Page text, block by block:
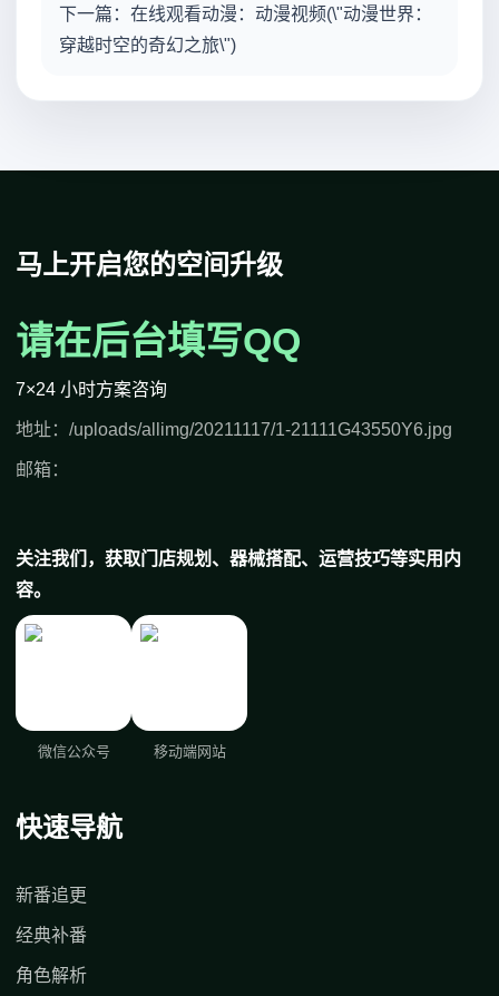
下一篇：在线观看动漫：动漫视频(\"动漫世界：
穿越时空的奇幻之旅\")
马上开启您的空间升级
请在后台填写QQ
7×24 小时方案咨询
地址：/uploads/allimg/20211117/1-21111G43550Y6.jpg
邮箱：
关注我们，获取门店规划、器械搭配、运营技巧等实用内
容。
微信公众号 移动端网站
快速导航
新番追更
经典补番
角色解析